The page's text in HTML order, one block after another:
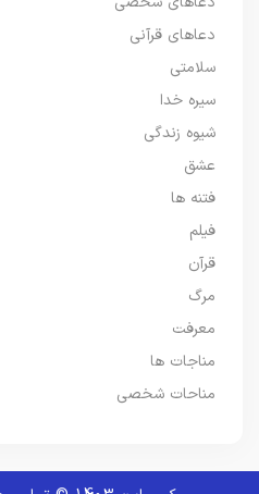
دعاهای قرآنی
سلامتی
سیره خدا
شیوه زندگی
عشق
فتنه ها
فیلم
قرآن
مرگ
معرفت
مناجات ها
مناحات شخصی